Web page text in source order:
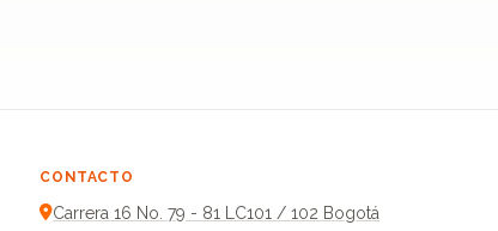
CONTACTO
Carrera 16 No. 79 - 81 LC101 / 102 Bogotá